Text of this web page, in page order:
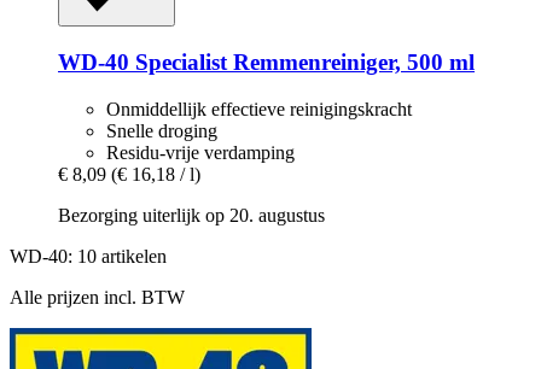
WD-40 Specialist Remmenreiniger, 500 ml
Onmiddellijk effectieve reinigingskracht
Snelle droging
Residu-vrije verdamping
€ 8,09 (€ 16,18 / l)
Bezorging uiterlijk op 20. augustus
WD-40: 10 artikelen
Alle prijzen incl. BTW